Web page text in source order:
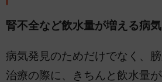
腎不全など飲水量が増える病
病気発見のためだけでなく、
治療の際に、きちんと飲水量